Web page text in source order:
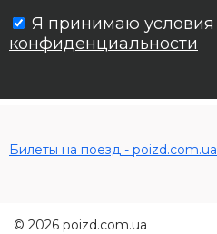
Я принимаю условия
конфиденциальности
Билеты на поезд - poizd.com.ua
© 2026 poizd.com.ua